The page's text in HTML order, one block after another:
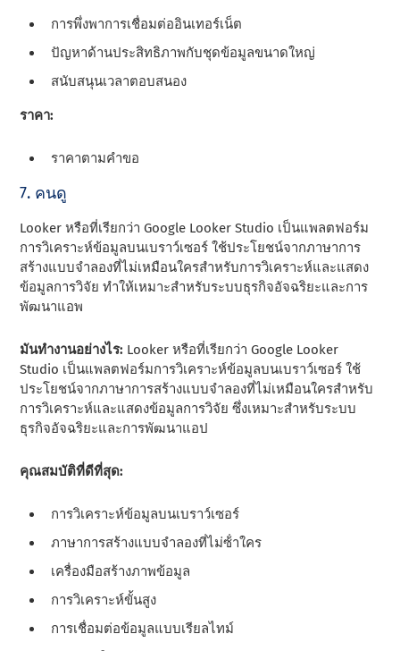
การพึ่งพาการเชื่อมต่ออินเทอร์เน็ต
ปัญหาด้านประสิทธิภาพกับชุดข้อมูลขนาดใหญ่
สนับสนุนเวลาตอบสนอง
ราคา:
ราคาตามคําขอ
7. คนดู
Looker หรือที่เรียกว่า Google Looker Studio เป็นแพลตฟอร์ม
การวิเคราะห์ข้อมูลบนเบราว์เซอร์ ใช้ประโยชน์จากภาษาการ
สร้างแบบจําลองที่ไม่เหมือนใครสําหรับการวิเคราะห์และแสดง
ข้อมูลการวิจัย ทําให้เหมาะสําหรับระบบธุรกิจอัจฉริยะและการ
พัฒนาแอพ
มันทํางานอย่างไร: Looker หรือที่เรียกว่า Google Looker
Studio เป็นแพลตฟอร์มการวิเคราะห์ข้อมูลบนเบราว์เซอร์ ใช้
ประโยชน์จากภาษาการสร้างแบบจําลองที่ไม่เหมือนใครสําหรับ
การวิเคราะห์และแสดงข้อมูลการวิจัย ซึ่งเหมาะสําหรับระบบ
ธุรกิจอัจฉริยะและการพัฒนาแอป
คุณสมบัติที่ดีที่สุด:
การวิเคราะห์ข้อมูลบนเบราว์เซอร์
ภาษาการสร้างแบบจําลองที่ไม่ซ้ําใคร
เครื่องมือสร้างภาพข้อมูล
การวิเคราะห์ขั้นสูง
การเชื่อมต่อข้อมูลแบบเรียลไทม์